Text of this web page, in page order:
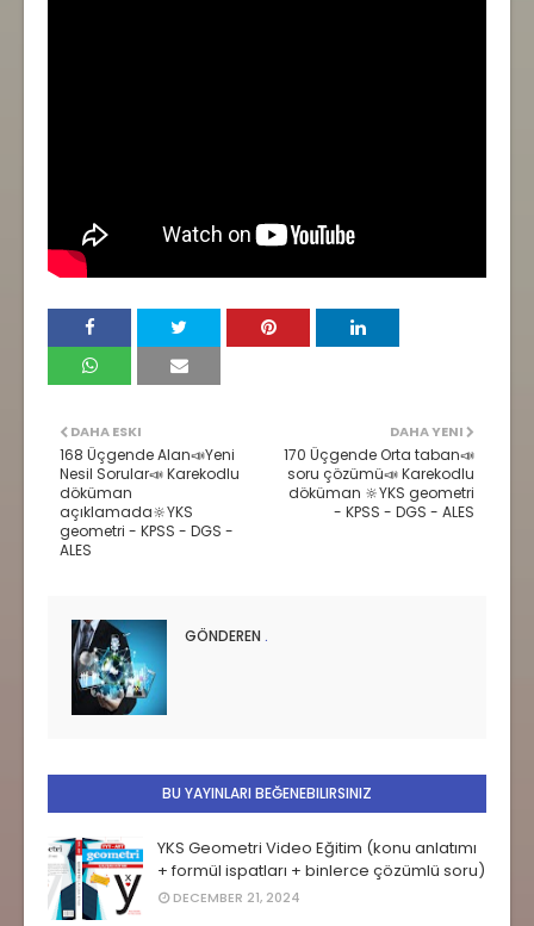
DAHA YENI
170 Üçgende Orta taban📣
soru çözümü📣 Karekodlu
döküman 🔆YKS geometri
- KPSS - DGS - ALES
DAHA ESKI
168 Üçgende Alan📣Yeni
Nesil Sorular📣 Karekodlu
döküman
açıklamada🔆YKS
geometri - KPSS - DGS -
ALES
GÖNDEREN .
BU YAYINLARI BEĞENEBILIRSINIZ
YKS Geometri Video Eğitim (konu anlatımı
+ formül ispatları + binlerce çözümlü soru)
DECEMBER 21, 2024